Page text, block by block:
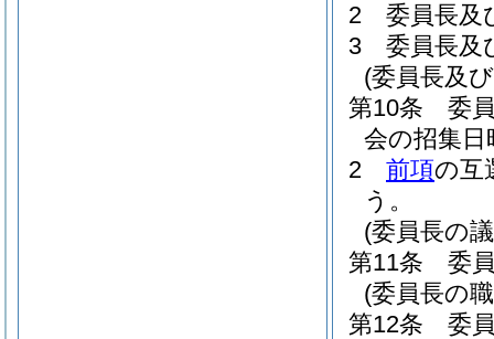
2
委員長及
3
委員長及
(委員長及
第10条
委
会の招集
2
前項の互
う。
(委員長の
第11条
委
(委員長の
第12条
委